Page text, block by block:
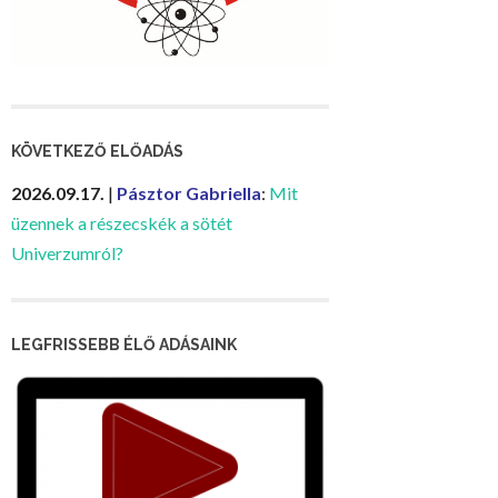
KÖVETKEZŐ ELŐADÁS
2026.09.17. | Pásztor Gabriella: Mit
üzennek a részecskék a sötét
Univerzumról?
LEGFRISSEBB ÉLŐ ADÁSAINK